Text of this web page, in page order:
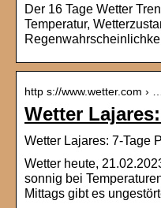
Der 16 Tage Wetter
Temperatur,
http s://www.wetter.com ›
Wetter
Wetter Lajares: 7-Tage
Wetter heute,
sonnig bei
Mittags gibt es